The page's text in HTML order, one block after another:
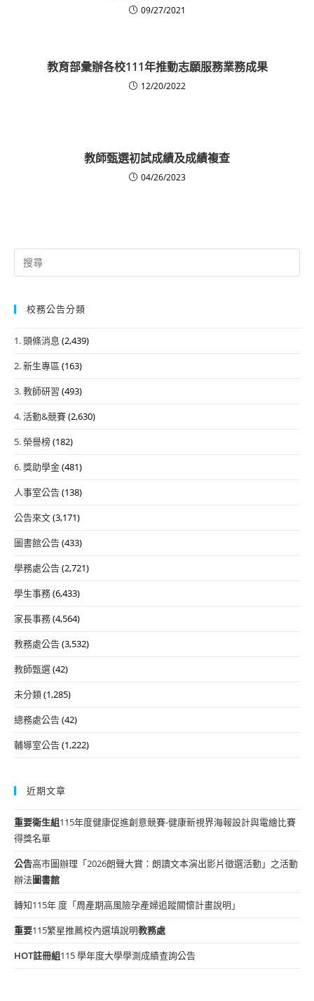
09/27/2021
教育部彙辦各校111年推動志願服務業務成果
12/20/2022
教師甄選初試成績及成績複查
04/26/2023
Search
for:
校務公告分類
1. 頭條消息 (2,439)
2. 新生專區 (163)
3. 教師研習 (493)
4. 活動&競賽(2,630)
5. 榮譽榜(182)
6. 獎助學金(481)
人事室公告(138)
公告來文(3,171)
圖書館公告(433)
學務處公告(2,721)
學生事務(6,433)
家長事務(4,564)
教務處公告(3,532)
教師甄選(42)
未分類(1,285)
總務處公告(42)
輔導室公告(1,222)
近期文章
重要衛生組115年度健康促進創意競賽-健康新視界海報設計與電繪比賽
得獎名單
公告高市圖辦理「2026朗聲大賞：朗讀文本演出影片徵選活動」之活動
辦法圖書館
轉知115年 度「周產期高風險孕產婦追蹤關懷計畫說明」
重要115繁星推薦校內選填說明教務處
HOT註冊組115 學年度大學學測成績查詢公告